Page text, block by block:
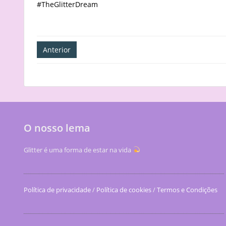
#TheGlitterDream
Navegação
de
Anterior
O nosso lema
Glitter é uma forma de estar na vida
Política de privacidade/ Política de cookies/Termos e Condições